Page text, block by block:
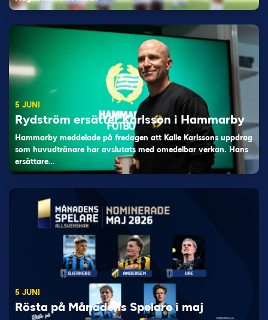
5 JUNI
Rydström ersätter Karlsson i Hammarby
Hammarby meddelade på fredagen att Kalle Karlssons uppdrag
som huvudtränare har avslutats med omedelbar verkan. Hans
ersättare…
5 JUNI
Rösta på Månadens Spelare i maj